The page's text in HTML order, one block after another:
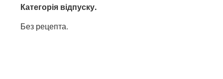
Категорія відпуску.
Без рецепта.